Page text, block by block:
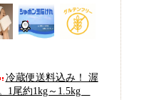
冷蔵便送料込み！ 渥
1尾約1kg～1.5kg